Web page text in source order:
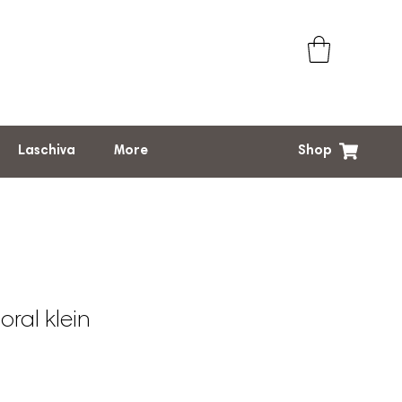
Laschiva More Shop
klein